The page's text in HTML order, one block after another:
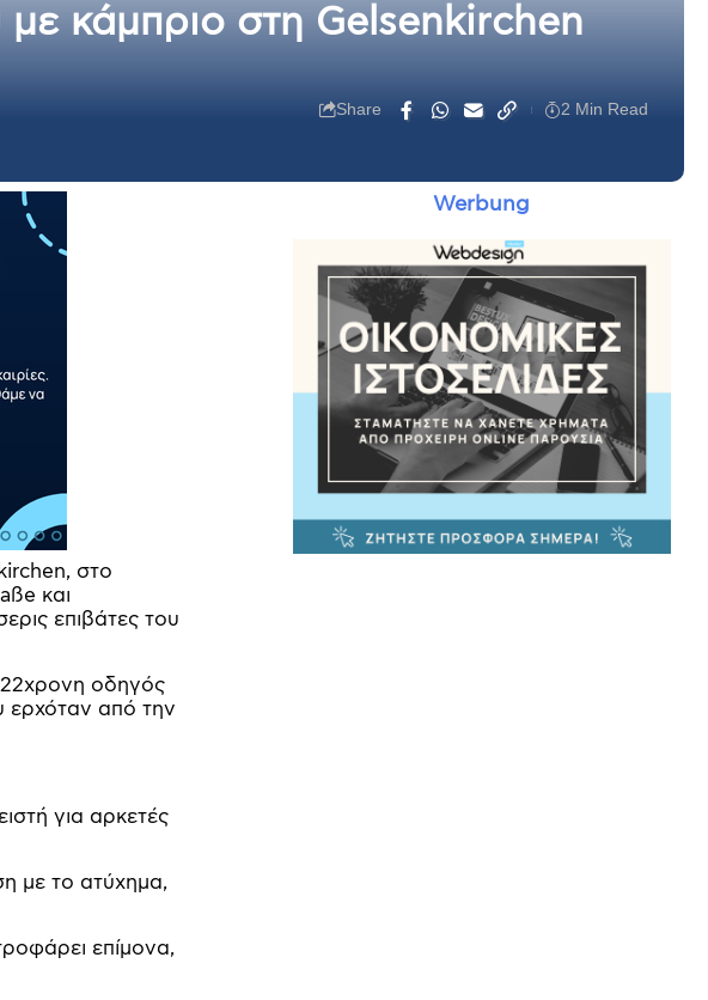
με κάμπριο στη Gelsenkirchen
Share 2 Min Read
στο
και
επιβάτες του
22χρονη οδηγός
ερχόταν από την
για αρκετές
με το ατύχημα,
επίμονα,
Werbung